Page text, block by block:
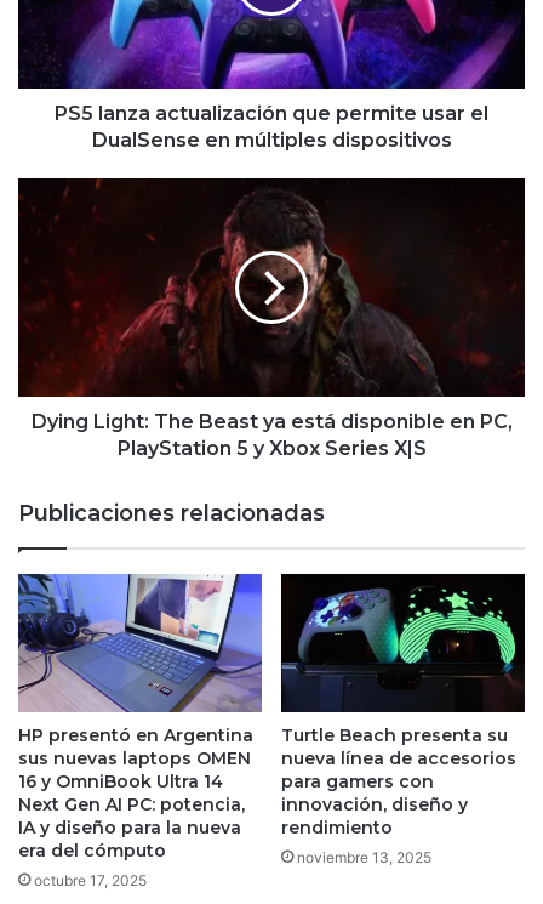
usar
el
DualSense
en
múltiples
dispositivos
PS5 lanza actualización que permite usar el
DualSense en múltiples dispositivos
Dying
Light:
está
disponible
PC,
PlayStation
Series
X|S
Dying Light: The Beast ya está disponible en PC,
PlayStation 5 y Xbox Series X|S
Publicaciones relacionadas
HP presentó en Argentina
sus nuevas laptops OMEN
16 y OmniBook Ultra 14
Next Gen AI PC: potencia,
IA y diseño para la nueva
era del cómputo
octubre 17, 2025
Turtle Beach presenta su
nueva línea de accesorios
para gamers con
innovación, diseño y
rendimiento
noviembre 13, 2025